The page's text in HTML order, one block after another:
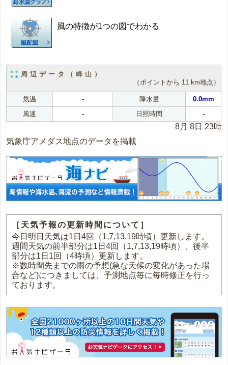
風の特徴が1つの図でわかる
周辺データ（峰山）
（ポイントから 11 km地点）
気温 - 降水量
0.0mm
風速
- 日照時間 -
8月 8日 23時
気象庁アメダス地点のデータを掲載
［天気予報の更新時間について］
今日明日天気は1日4回（1,7,13,19時頃）更新します。
週間天気の前半部分は1日4回（1,7,13,19時頃）、後半
部分は1日1回（4時頃）更新します。
※数時間先までの雨の予想(急な天候の変化があった場
合など)につきましては、予測地点毎に毎時修正を行っ
ております。